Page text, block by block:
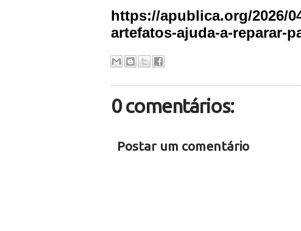
https://apublica.org/2026/
artefatos-ajuda-a-reparar-
0 comentários:
Postar um comentário